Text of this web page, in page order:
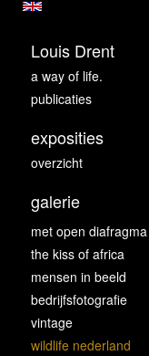
Louis Drent
a way of life.
publicaties
exposities
overzicht
galerie
met open diafragma
the kiss of africa
mensen in beeld
bedrijfsfotografie
vintage
wildlife nederland